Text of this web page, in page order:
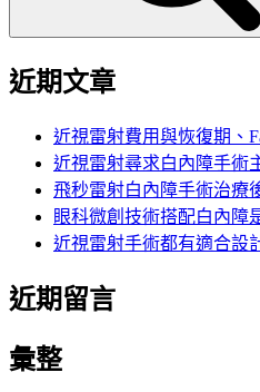
近期文章
近視雷射費用與恢復期、
近視雷射尋求白內障手術
飛秒雷射白內障手術治療
眼科微創技術搭配白內障
近視雷射手術都有適合設
近期留言
彙整